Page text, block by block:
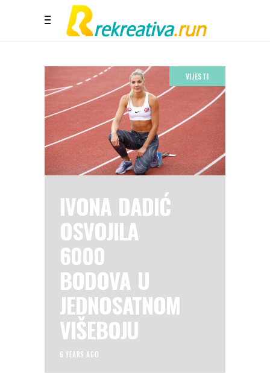
VIJESTI
IVONA DADIĆ
OSVOJILA
6000
BODOVA U
JEDNOSATNOM
VIŠEBOJU
6 YEARS AGO